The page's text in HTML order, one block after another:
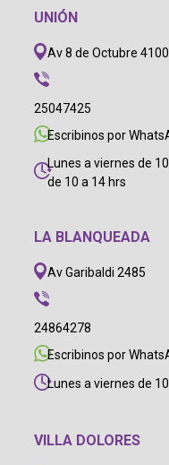
UNIÓN
Av 8 de Octubre 4100
25047425
Escribinos por
Lunes a viernes de
de 10 a 14 hrs
LA BLANQUEADA
Av Garibaldi 2485
24864278
Escribinos por
Lunes a viernes de
VILLA DOLORES